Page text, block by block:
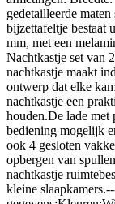
gedetailleerde
bijzettafeltje bestaat
mm, met een
Nachtkastje set van
nachtkastje maakt
ontwerp dat elke
nachtkastje een
houden.De lade met
bediening mogelijk
ook 4 gesloten
opbergen van
nachtkastje
kleine